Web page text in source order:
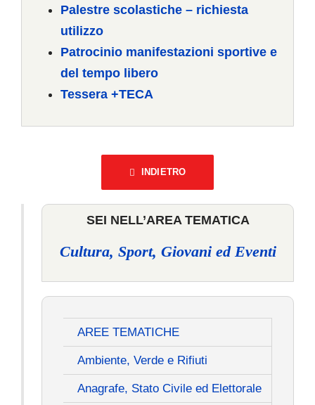
Palestre scolastiche – richiesta
utilizzo
Patrocinio manifestazioni sportive e
del tempo libero
Tessera +TECA
INDIETRO
SEI NELL’AREA TEMATICA
Cultura, Sport, Giovani ed Eventi
AREE TEMATICHE
Ambiente, Verde e Rifiuti
Anagrafe, Stato Civile ed Elettorale